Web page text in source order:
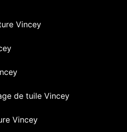
Vincey
de tuile Vincey
Vincey